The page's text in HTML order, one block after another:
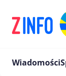
Wiadomości